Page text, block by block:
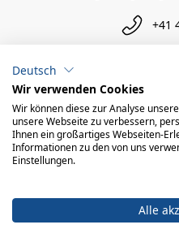
+41
Deutsch
Wir verwenden Cookies
Wir können diese zur Analyse
unsere Webseite zu verbessern,
Ihnen ein großartiges Webseiten-
Informationen zu den von uns
Einstellungen.
Alle